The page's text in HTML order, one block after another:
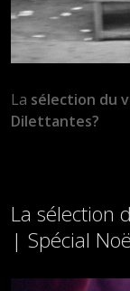
La sélection du
Dilettantes?
La sélection
| Spécial